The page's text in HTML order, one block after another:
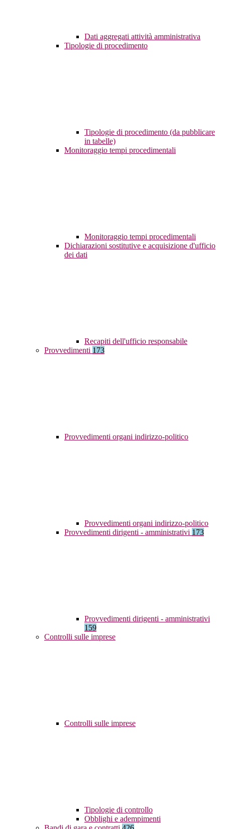
Dati aggregati attività amministrativa
Tipologie di procedimento
Tipologie di procedimento (da pubblicare
in tabelle)
Monitoraggio tempi procedimentali
Monitoraggio tempi procedimentali
Dichiarazioni sostitutive e acquisizione d'ufficio
dei dati
Recapiti dell'ufficio responsabile
Provvedimenti 173
Provvedimenti organi indirizzo-politico
Provvedimenti organi indirizzo-politico
Provvedimenti dirigenti - amministrativi 173
Provvedimenti dirigenti - amministrativi
159
Controlli sulle imprese
Controlli sulle imprese
Tipologie di controllo
Obblighi e adempimenti